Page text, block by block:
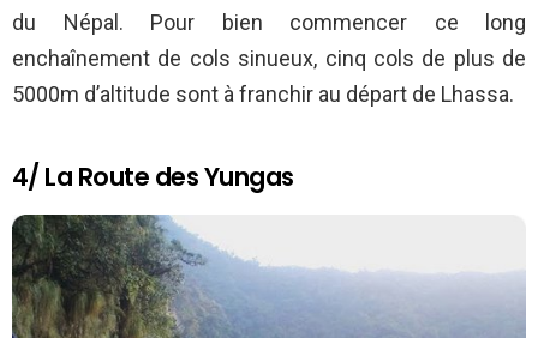
du Népal. Pour bien commencer ce long
enchaînement de cols sinueux, cinq cols de plus de
5000m d’altitude sont à franchir au départ de Lhassa.
4/ La Route des Yungas